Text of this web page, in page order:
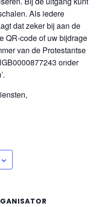
Als iedere
dat zeker bij aan de
QR-code of uw bijdrage
van de Protestantse
onder